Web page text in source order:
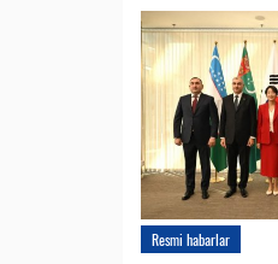
Resmi habarlar